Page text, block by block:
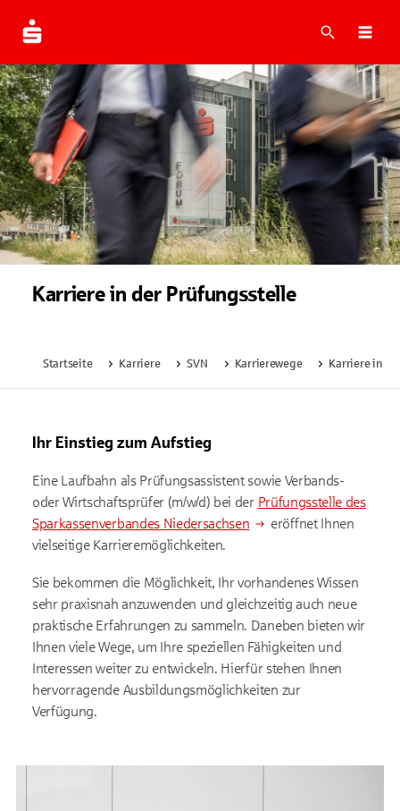
Suche
Karriere in der Prüfungsstelle
Startseite Karriere SVN Karrierewege Karriere in
Ihr Einstieg zum Aufstieg
Eine Laufbahn als Prüfungsassistent sowie Verbands-
oder Wirtschaftsprüfer (m/w/d) bei der Prüfungsstelle des
Sparkassenverbandes Niedersachsen
eröffnet Ihnen
vielseitige Karrieremöglichkeiten.
Sie bekommen die Möglichkeit, Ihr vorhandenes Wissen
sehr praxisnah anzuwenden und gleichzeitig auch neue
praktische Erfahrungen zu sammeln. Daneben bieten wir
Ihnen viele Wege, um Ihre speziellen Fähigkeiten und
Interessen weiter zu entwickeln. Hierfür stehen Ihnen
hervorragende Ausbildungsmöglichkeiten zur
Verfügung.